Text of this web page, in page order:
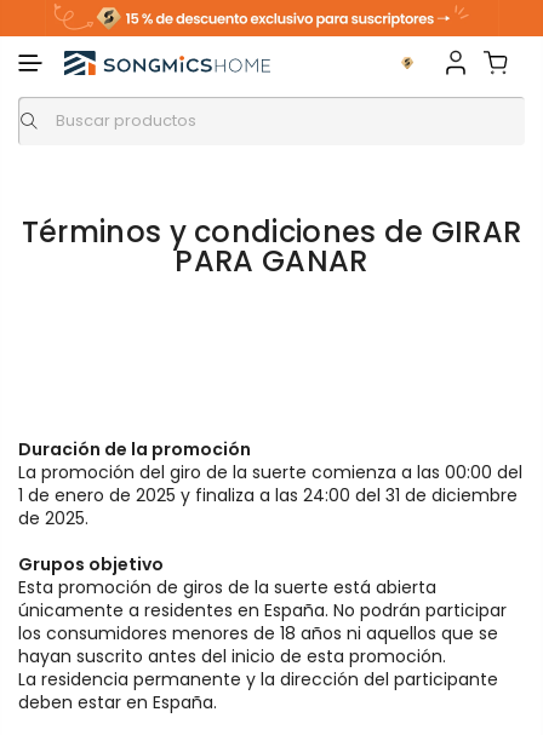
Términos y condiciones de GIRAR
PARA GANAR
Duración de la promoción
La promoción del giro de la suerte comienza a las 00:00 del
1 de enero de 2025 y finaliza a las 24:00 del 31 de diciembre
de 2025.
Grupos objetivo
Esta promoción de giros de la suerte está abierta
únicamente a residentes en España. No podrán participar
los consumidores menores de 18 años ni aquellos que se
hayan suscrito antes del inicio de esta promoción.
La residencia permanente y la dirección del participante
deben estar en España.